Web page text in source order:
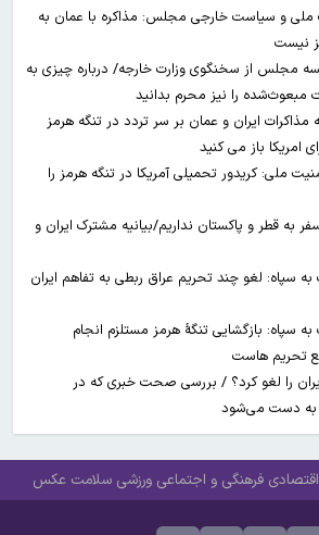
ملی و سیاست خارجی مجلس: مذاکره با عمان به
نیست
مجلس از سخنگوی وزارت خارجه/ درباره چیزی به
مبعوث‌شده را نیز محرم بدانید
ایران و عمان بر سر تردد در تنگه هرمز
امریکا باز می کنید
ملی: کریدور تحمیلی آمریکا در تنگه هرمز را
به قطر و پاکستان نداریم/بیانیه مشترک ایران و
به سپاه: لغو چند تحریم عراق ربطی به تفاهم ایران
به سپاه: بازگشایی تنگۀ هرمز مستلزم انجام
تحریم هاست
ایران را لغو کرد؟ / بررسی صحت خبری که در
به دست می‌شود
اقتصادی فرهنگی و اجتماعی ورزشی سلامت عکس